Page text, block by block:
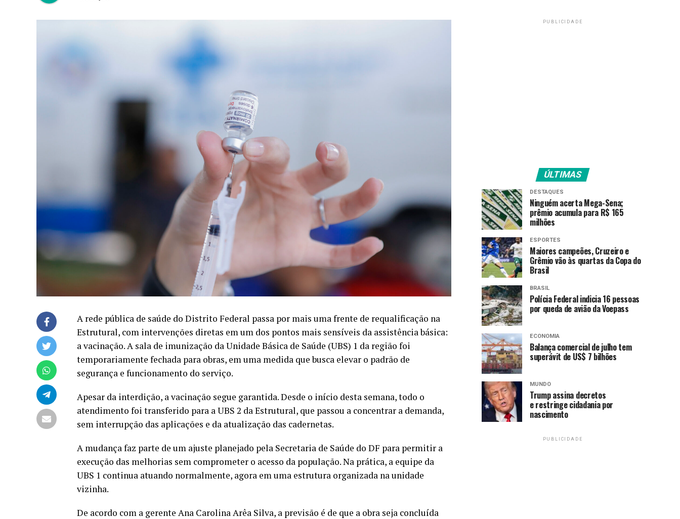
A rede pública de saúde do Distrito Federal passa por mais uma frente de requalificação na
Estrutural, com intervenções diretas em um dos pontos mais sensíveis da assistência básica:
a vacinação. A sala de imunização da Unidade Básica de Saúde (UBS) 1 da região foi
temporariamente fechada para obras, em uma medida que busca elevar o padrão de
segurança e funcionamento do serviço.
Apesar da interdição, a vacinação segue garantida. Desde o início desta semana, todo o
atendimento foi transferido para a UBS 2 da Estrutural, que passou a concentrar a demanda,
sem interrupção das aplicações e da atualização das cadernetas.
A mudança faz parte de um ajuste planejado pela Secretaria de Saúde do DF para permitir a
execução das melhorias sem comprometer o acesso da população. Na prática, a equipe da
UBS 1 continua atuando normalmente, agora em uma estrutura organizada na unidade
vizinha.
De acordo com a gerente Ana Carolina Arêa Silva, a previsão é de que a obra seja concluída
PUBLICIDADE
ÚLTIMAS
DESTAQUES
Ninguém acerta Mega-Sena;
prêmio acumula para R$ 165
milhões
ESPORTES
Maiores campeões, Cruzeiro e
Grêmio vão às quartas da Copa do
Brasil
BRASIL
Polícia Federal indicia 16 pessoas
por queda de avião da Voepass
ECONOMIA
Balança comercial de julho tem
superávit de US$ 7 bilhões
MUNDO
Trump assina decretos
e restringe cidadania por
nascimento
PUBLICIDADE